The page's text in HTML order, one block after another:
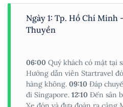
Ngày 1: Tp. Hồ Chí Minh
Thuyền
06:00 Quý khách có mặt tại
Hướng dẫn viên Startravel
hàng không. 09:10 Đáp
đi Singapore. 12:10 Đến sân